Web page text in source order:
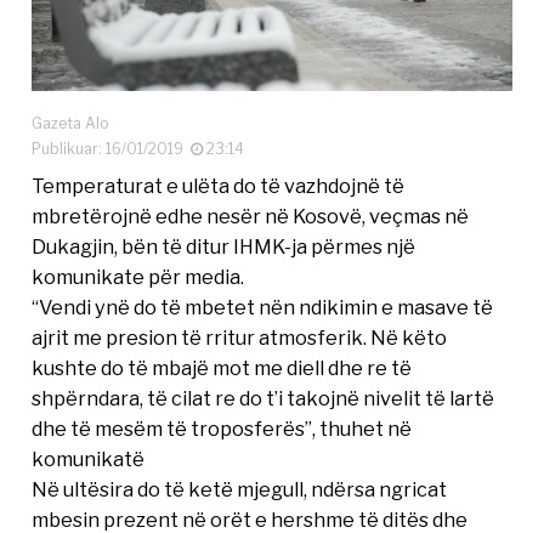
Gazeta Alo
Publikuar: 16/01/2019
23:14
Temperaturat e ulëta do të vazhdojnë të
mbretërojnë edhe nesër në Kosovë, veçmas në
Dukagjin, bën të ditur IHMK-ja përmes një
komunikate për media.
“Vendi ynë do të mbetet nën ndikimin e masave të
ajrit me presion të rritur atmosferik. Në këto
kushte do të mbajë mot me diell dhe re të
shpërndara, të cilat re do t’i takojnë nivelit të lartë
dhe të mesëm të troposferës”, thuhet në
komunikatë
Në ultësira do të ketë mjegull, ndërsa ngricat
mbesin prezent në orët e hershme të ditës dhe